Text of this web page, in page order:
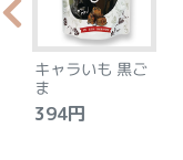
キャラいも 黒ご
ま
394円